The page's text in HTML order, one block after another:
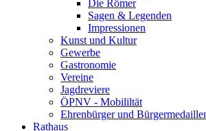
Die Römer
Sagen & Legenden
Impressionen
Kunst und Kultur
Gewerbe
Gastronomie
Vereine
Jagdreviere
ÖPNV - Mobililtät
Ehrenbürger und
Rathaus